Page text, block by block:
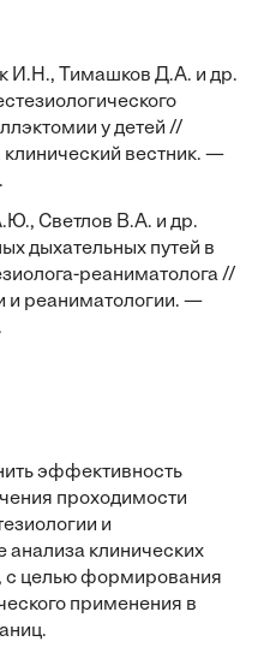
И.Н., Тимашков Д.А. и др.
у детей //
вестник. —
Светлов В.А. и др.
дыхательных путей в
реаниматолога //
и реаниматологии. —
эффективность
проходимости
и
анализа клинических
с целью формирования
применения в